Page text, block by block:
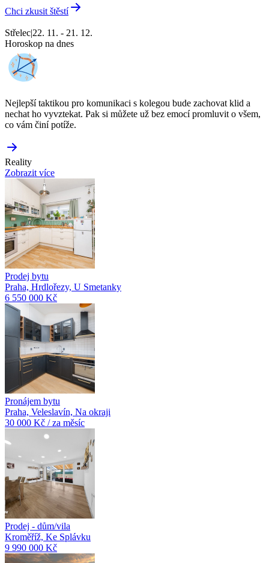
Chci zkusit štěstí
Střelec|22. 11. - 21. 12.
Horoskop na dnes
Nejlepší taktikou pro komunikaci s kolegou bude zachovat klid a
nechat ho vyvztekat. Pak si můžete už bez emocí promluvit o všem,
co vám činí potíže.
Reality
Zobrazit více
Prodej bytu
Praha, Hrdlořezy, U Smetanky
6 550 000 Kč
Pronájem bytu
Praha, Veleslavín, Na okraji
30 000 Kč / za měsíc
Prodej - dům/vila
Kroměříž, Ke Splávku
9 990 000 Kč